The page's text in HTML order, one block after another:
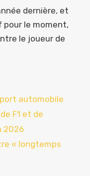
dernière, et
pour le moment,
le joueur de
automobile
F1 et de
2026
« longtemps